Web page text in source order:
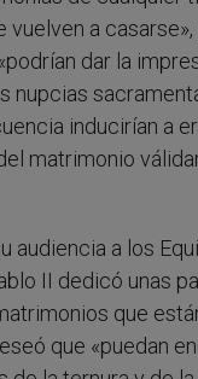
vuelven a
dar la
nupcias
inducirían a
matrimonio
audiencia a los
II dedicó unas
que
que «puedan